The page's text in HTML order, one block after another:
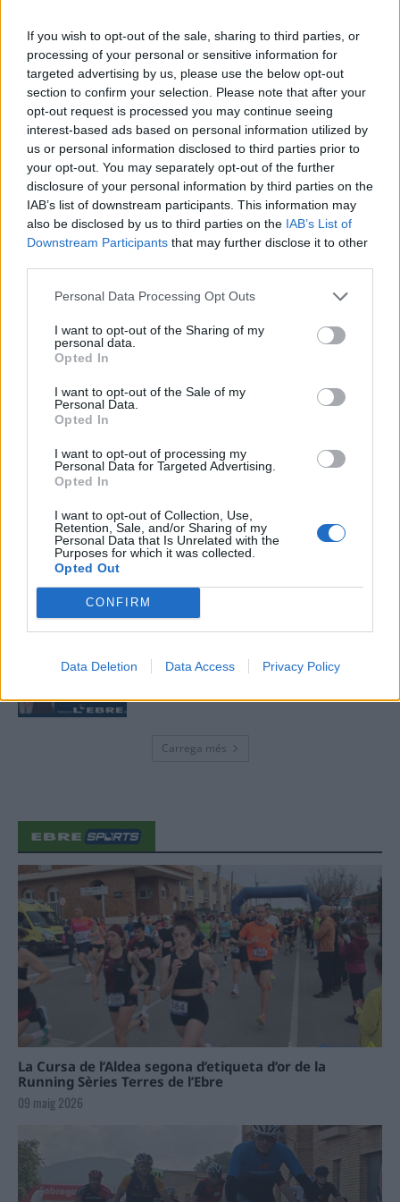
If you wish to opt-out of the sale, sharing to third parties, or
processing of your personal or sensitive information for
targeted advertising by us, please use the below opt-out
section to confirm your selection. Please note that after your
opt-out request is processed you may continue seeing
interest-based ads based on personal information utilized by
us or personal information disclosed to third parties prior to
your opt-out. You may separately opt-out of the further
disclosure of your personal information by third parties on the
IAB’s list of downstream participants. This information may
also be disclosed by us to third parties on the IAB’s List of
Downstream Participants that may further disclose it to other
Personal Data Processing Opt Outs
I want to opt-out of the Sharing of my
personal data.
Opted In
I want to opt-out of the Sale of my
Personal Data.
Opted In
I want to opt-out of processing my
Personal Data for Targeted Advertising.
Opted In
I want to opt-out of Collection, Use,
Retention, Sale, and/or Sharing of my
Personal Data that Is Unrelated with the
Purposes for which it was collected.
Opted Out
CONFIRM
Data Deletion Data Access Privacy Policy
Deseu el meu nom, el correu electrònic i el lloc web en
aquest navegador per a la propera vegada que comenti.
ÚLTIMES NOTÍCIES
Els vestits de paper guanyen força
31 de juliol de 2026
per a gaudir de les Festes Majors
d’Amposta”
Blaumut lidera el cartell musical de les
Festes
30 de juliol de 2026
Carrega més
La Cursa de l’Aldea segona d’etiqueta d’or de la
Running Sèries Terres de l’Ebre
09 maig 2026